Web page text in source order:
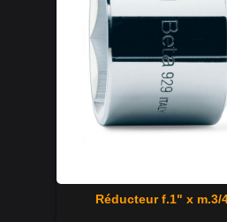
Réducteur f.1" x m.3/